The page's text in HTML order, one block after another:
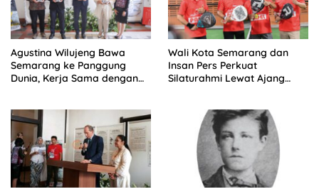
Agustina Wilujeng Bawa
Semarang ke Panggung
Dunia, Kerja Sama dengan
Wali Kota Semarang dan
Insan Pers Perkuat
Silaturahmi Lewat Ajang